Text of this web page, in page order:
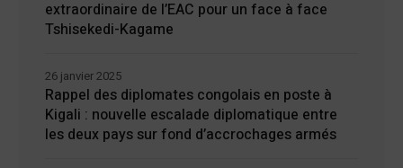
extraordinaire de l’EAC pour un face à face
Tshisekedi-Kagame
Rappel des diplomates congolais en poste à
Kigali : nouvelle escalade diplomatique entre
les deux pays sur fond d’accrochages armés
26 janvier 2025